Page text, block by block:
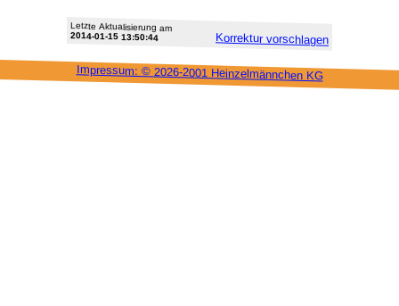
Letzte Aktu­alisie­rung am
2014-01-15 13:50:44 Korrektur vor­schlagen
Impressum: © 2026-2001 Heinzel­männchen KG